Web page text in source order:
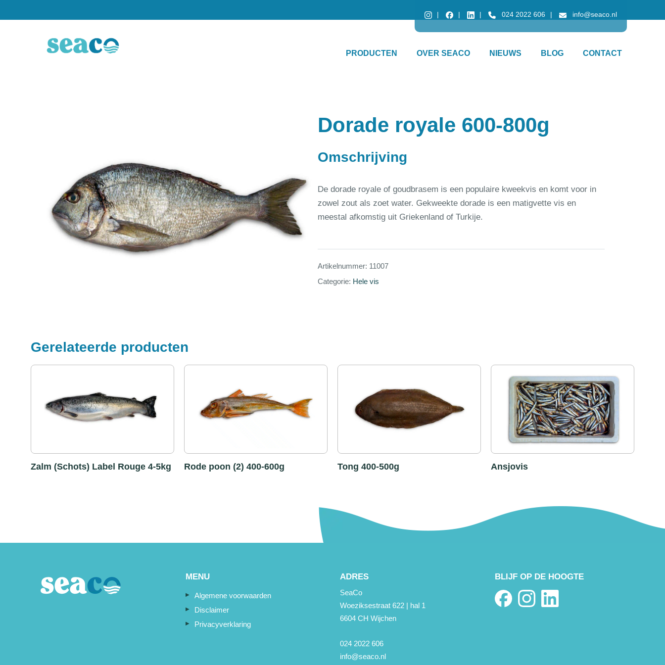
024 2022 606 info@seaco.nl
PRODUCTEN OVER SEACO NIEUWS BLOG CONTACT
Dorade royale 600-800g
Omschrijving
De dorade royale of goudbrasem is een populaire kweekvis en komt voor in
zowel zout als zoet water. Gekweekte dorade is een matigvette vis en
meestal afkomstig uit Griekenland of Turkije.
Artikelnummer: 11007
Categorie: Hele vis
Gerelateerde producten
Zalm (Schots) Label Rouge 4-5kg Rode poon (2) 400-600g Tong 400-500g Ansjovis
MENU
Algemene voorwaarden
Disclaimer
Privacyverklaring
ADRES
SeaCo
Woeziksestraat 622 | hal 1
6604 CH Wijchen
024 2022 606
info@seaco.nl
BLIJF OP DE HOOGTE